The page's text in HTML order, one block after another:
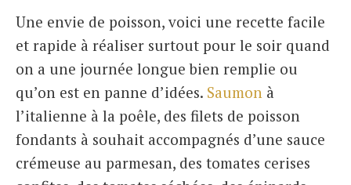
Une envie de poisson, voici une recette facile
et rapide à réaliser surtout pour le soir quand
on a une journée longue bien remplie ou
qu’on est en panne d’idées. Saumon à
l’italienne à la poêle, des filets de poisson
fondants à souhait accompagnés d’une sauce
crémeuse au parmesan, des tomates cerises